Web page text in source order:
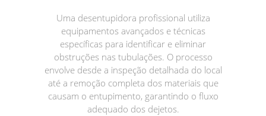
Uma desentupidora profissional utiliza
equipamentos avançados e técnicas
específicas para identificar e eliminar
obstruções nas tubulações. O processo
envolve desde a inspeção detalhada do local
até a remoção completa dos materiais que
causam o entupimento, garantindo o fluxo
adequado dos dejetos.